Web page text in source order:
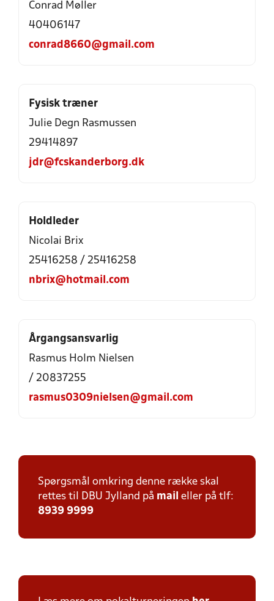
Conrad Møller
40406147
conrad8660@gmail.com
Fysisk træner
Julie Degn Rasmussen
29414897
jdr@fcskanderborg.dk
Holdleder
Nicolai Brix
25416258 / 25416258
nbrix@hotmail.com
Årgangsansvarlig
Rasmus Holm Nielsen
/ 20837255
rasmus0309nielsen@gmail.com
Spørgsmål omkring denne række skal
rettes til DBU Jylland på mail eller på tlf:
8939 9999